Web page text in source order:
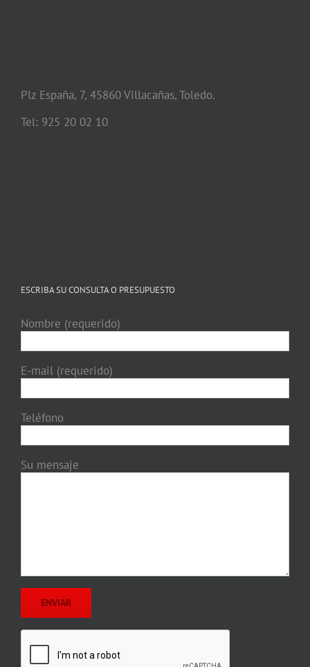
Plz España, 7, 45860 Villacañas, Toledo.
Tel: 925 20 02 10
ESCRIBA SU CONSULTA O PRESUPUESTO
Nombre (requerido)
E-mail (requerido)
Teléfono
Su mensaje